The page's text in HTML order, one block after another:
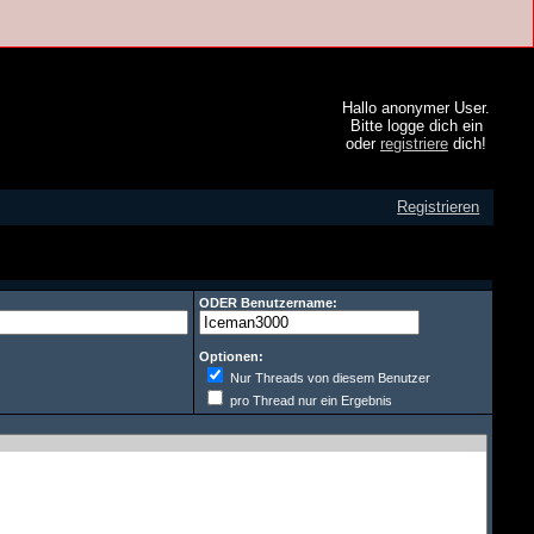
Hallo anonymer User.
Bitte logge dich ein
oder registriere dich!
Registrieren
ODER Benutzername:
Optionen:
Nur Threads von diesem Benutzer
pro Thread nur ein Ergebnis